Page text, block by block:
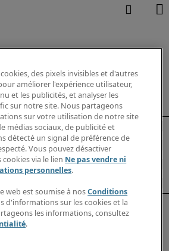
des pixels invisibles et d'autres
améliorer l'expérience utilisateur,
et les publicités, et analyser les
sur notre site. Nous partageons
sur votre utilisation de notre site
médias sociaux, de publicité et
détecté un signal de préférence de
Vous pouvez désactiver
via le lien Ne pas vendre ni
personnelles.
web est soumise à nosConditions
d'informations sur les cookies et la
les informations, consultez
.